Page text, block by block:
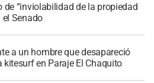
de “inviolabilidad de la propiedad
el Senado
a un hombre que desapareció
en Paraje El Chaquito